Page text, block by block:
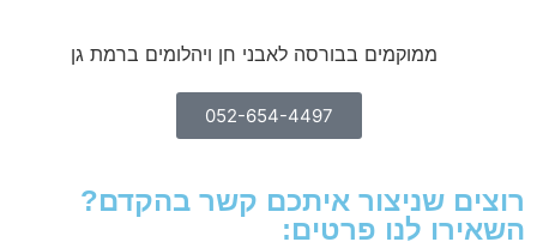
ממוקמים בבורסה לאבני חן ויהלומים ברמת גן
052-654-4497
שניצור איתכם קשר בהקדם?
לנו פרטים: